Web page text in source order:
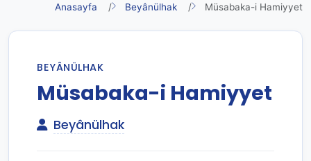
Anasayfa Beyânülhak Müsabaka-i Hamiyyet
BEYÂNÜLHAK
Müsabaka-i Hamiyyet
Beyânülhak